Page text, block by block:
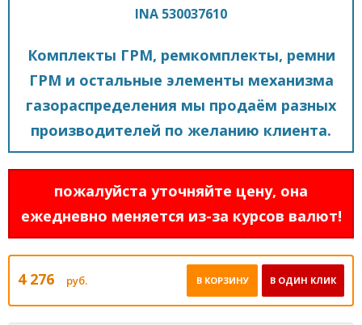
INA 530037610
Комплекты ГРМ, ремкомплекты, ремни
ГРМ и остальные элементы механизма
газораспределения мы продаём разных
производителей по желанию клиента.
пожалуйста уточняйте цену, она
ежедневно меняется из-за курсов валют!
4 276 руб. В ОДИН КЛИК
В КОРЗИНУ